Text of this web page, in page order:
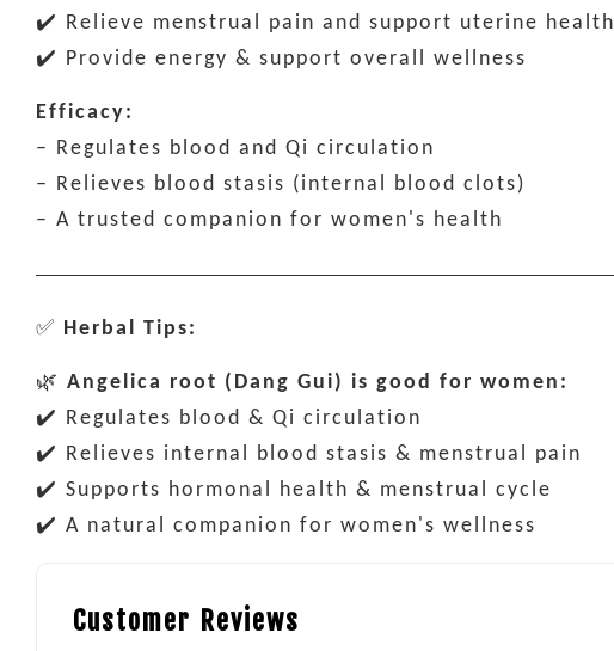
✔️ Relieve menstrual pain and support uterine health
✔️ Provide energy & support overall wellness
Efficacy:
– Regulates blood and Qi circulation
– Relieves blood stasis (internal blood clots)
– A trusted companion for women's health
✅ Herbal Tips:
🌿 Angelica root (Dang Gui) is good for women:
✔️ Regulates blood & Qi circulation
✔️ Relieves internal blood stasis & menstrual pain
✔️ Supports hormonal health & menstrual cycle
✔️ A natural companion for women's wellness
Customer Reviews